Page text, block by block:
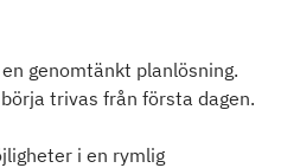
genomtänkt planlösning.
trivas från första dagen.
i en rymlig